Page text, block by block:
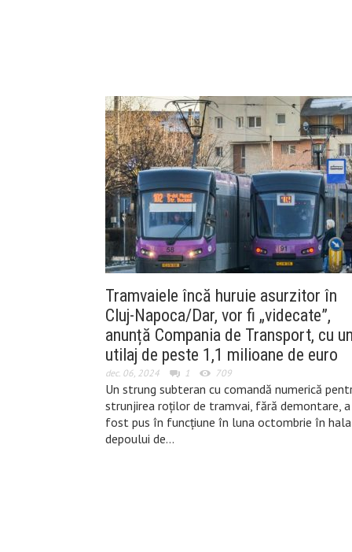
Tramvaiele încă huruie asurzitor în
Cluj-Napoca/Dar, vor fi „videcate”,
anunță Compania de Transport, cu
utilaj de peste 1,1 milioane de euro
dec. 06, 2024 1 709
Un strung subteran cu comandă numerică
strunjirea roților de tramvai, fără demontare, a
fost pus în funcțiune în luna octombrie în hala
depoului de…